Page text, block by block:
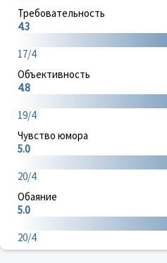
Требовательность
4.3
17/4
Объективность
4.8
19/4
Чувство юмора
5.0
20/4
Обаяние
5.0
20/4